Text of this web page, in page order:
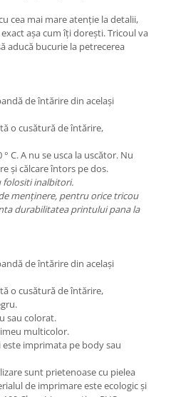
cea mai mare atenție la detalii,
așa cum îți dorești. Tricoul va
aducă bucurie la petrecerea
de întărire din același
o cusătură de întărire,
C. A nu se usca la uscător. Nu
și călcare întors pe dos.
folositi inalbitori.
menținere, pentru orice tricou
durabilitatea printului pana la
de întărire din același
o cusătură de întărire,
sau colorat.
multicolor.
este imprimata pe body sau
sunt prietenoase cu pielea
de imprimare este ecologic și